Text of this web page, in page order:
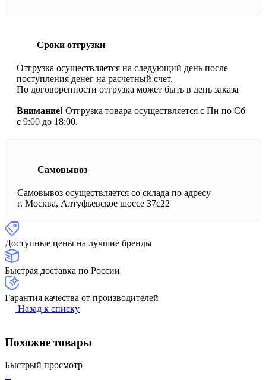
Сроки отгрузки
Отгрузка осуществляется на следующий день после
поступления денег на расчетный счет.
По договоренности отгрузка может быть в день заказа
Внимание! Отгрузка товара осуществляется с Пн по Сб
с 9:00 до 18:00.
Самовывоз
Самовывоз осуществляется со склада по адресу
г. Москва, Алтуфьевское шоссе 37с22
Доступные цены на лучшие бренды
Быстрая доставка по России
Гарантия качества от производителей
Назад к списку
Похожие товары
Быстрый просмотр